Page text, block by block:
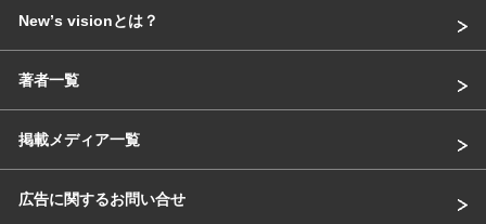
Newʼs visionとは？
著者一覧
掲載メディア一覧
広告に関するお問い合せ